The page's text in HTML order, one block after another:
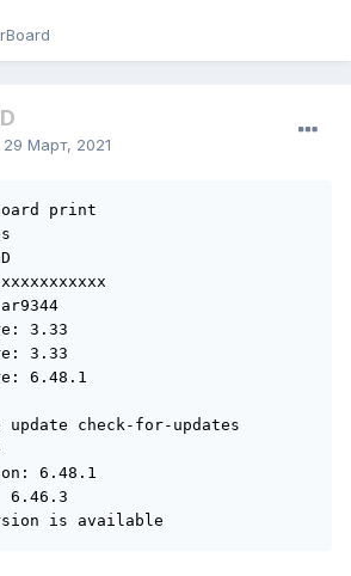
29 Март, 2021
print
3.33
3.33
6.48.1
update check-for-updates
6.48.1
6.46.3
is available